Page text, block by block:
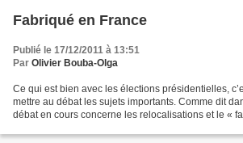
Fabriqué en France
Publié le 17/12/2011 à 13:51
Par Olivier Bouba-Olga
Ce qui est bien avec les élections présidentielles,
mettre au débat les sujets importants. Comme dit
débat en cours concerne les relocalisations et le «